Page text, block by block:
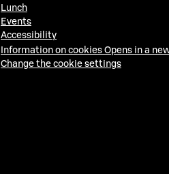
Lunch
Events
Accessibility
Information on cookies Opens in a
Change the cookie settings